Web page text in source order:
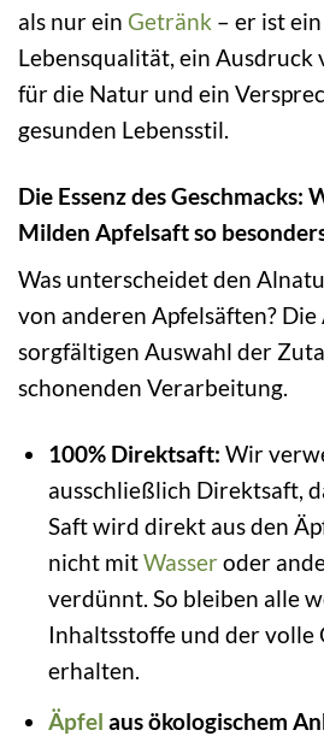
als nur ein Getränk – er ist
Lebensqualität, ein
für die Natur und ein
gesunden Lebensstil.
Die Essenz des Geschmacks:
Milden Apfelsaft so
Was unterscheidet den
von anderen Apfelsäften?
sorgfältigen Auswahl der
schonenden Verarbeitung.
100% Direktsaft: Wir
ausschließlich Direktsaft,
Saft wird direkt aus den
nicht mitWasser oder
verdünnt. So bleiben alle
Inhaltsstoffe und der volle
erhalten.
Äpfel aus ökologischem